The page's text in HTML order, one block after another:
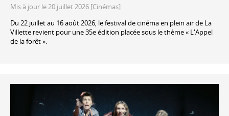
Mis à jour le 20 juillet 2026 [Cinémas]
Du 22 juillet au 16 août 2026, le festival de cinéma en plein air de La
Villette revient pour une 35e édition placée sous le thème « L'Appel
de la forêt ».